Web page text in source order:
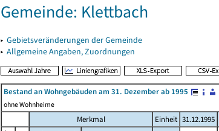
Gemeinde: Klettbach
▸ Gebietsveränderungen der Gemeinde
▸ Allgemeine Angaben, Zuordnungen
Bestand an Wohngebäuden am 31. Dezember ab 1995
ohne Wohnheime
Merkmal Einheit 31.12.1995